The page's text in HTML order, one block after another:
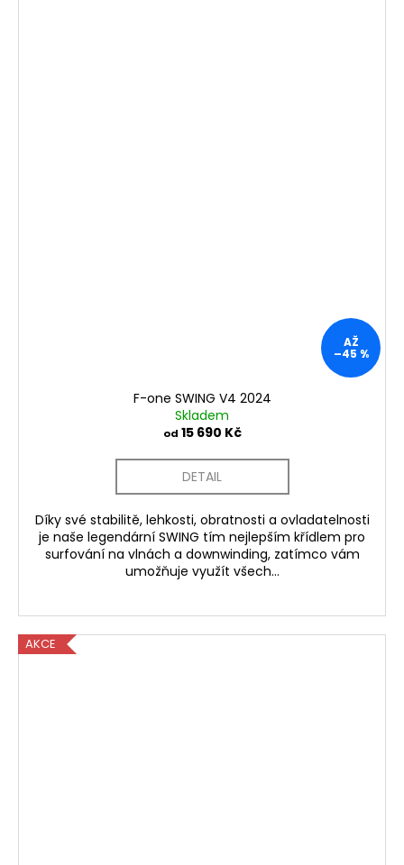
AŽ
–45 %
F-one SWING V4 2024
Skladem
od 15 690 Kč
DETAIL
Díky své stabilitě, lehkosti, obratnosti a ovladatelnosti
je naše legendární SWING tím nejlepším křídlem pro
surfování na vlnách a downwinding, zatímco vám
umožňuje využít všech...
AKCE